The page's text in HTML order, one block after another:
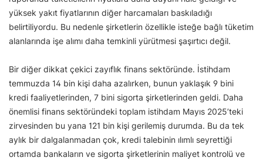
yüksek yakıt fiyatlarının diğer harcamaları baskıladığı
belirtiliyordu. Bu nedenle şirketlerin özellikle isteğe bağlı tüketim
alanlarında işe alımı daha temkinli yürütmesi şaşırtıcı değil.
Bir diğer dikkat çekici zayıflık finans sektöründe. İstihdam
temmuzda 14 bin kişi daha azalırken, bunun yaklaşık 9 bini
kredi faaliyetlerinden, 7 bini sigorta şirketlerinden geldi. Daha
önemlisi finans sektöründeki toplam istihdam Mayıs 2025’teki
zirvesinden bu yana 121 bin kişi gerilemiş durumda. Bu da tek
aylık bir dalgalanmadan çok, kredi talebinin ılımlı seyrettiği
ortamda bankaların ve sigorta şirketlerinin maliyet kontrolü ve